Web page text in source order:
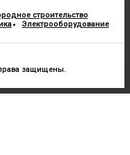
строительство
Электрооборудование
защищены.